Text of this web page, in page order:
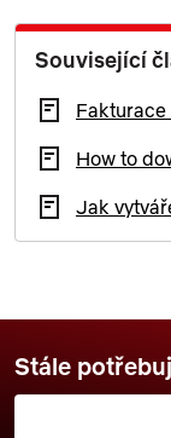
Související
How to
Jak
Stále